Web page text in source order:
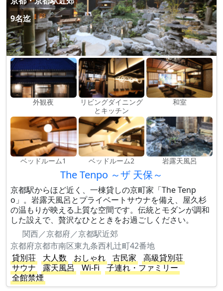
9名迄
外観夜
リビングダイニング
とキッチン
和室
ベッドルーム1 ベッドルーム2 岩露天風呂
The Tenpo ～ザ 天保～
京都駅からほど近く、一棟貸しの京町家「The Tenp
o」。岩露天風呂とプライベートサウナを備え、屋久杉
の温もりが映える上質な空間です。伝統とモダンが調和
した設えで、贅沢なひとときをお過ごしください。
関西／京都府／京都駅近郊
京都府京都市南区東九条西札辻町42番地
貸別荘
大人数 おしゃれ 古民家
高級貸別荘
サウナ
露天風呂 Wi-Fi
子連れ・ファミリー
全館禁煙